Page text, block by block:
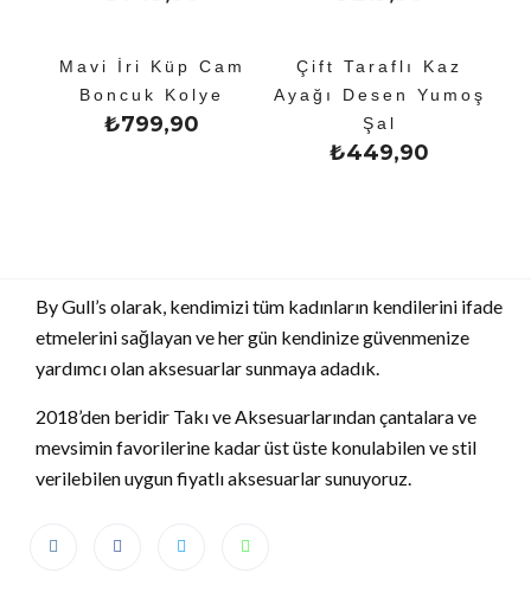
Mavi İri Küp Cam
Boncuk Kolye
₺799,90
Çift Taraflı Kaz
Ayağı Desen Yumoş
Şal
₺449,90
By Gull’s olarak, kendimizi tüm kadınların kendilerini ifade
etmelerini sağlayan ve her gün kendinize güvenmenize
yardımcı olan aksesuarlar sunmaya adadık.
2018’den beridir Takı ve Aksesuarlarından çantalara ve
mevsimin favorilerine kadar üst üste konulabilen ve stil
verilebilen uygun fiyatlı aksesuarlar sunuyoruz.